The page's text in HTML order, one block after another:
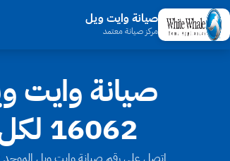
صيانة وايت ويل
مركز صيانة معتمد
صيانة وايت
16062 لكل أجهزة وايت ويل في مصر